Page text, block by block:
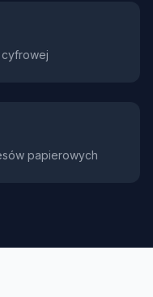
cyfrowej
papierowych